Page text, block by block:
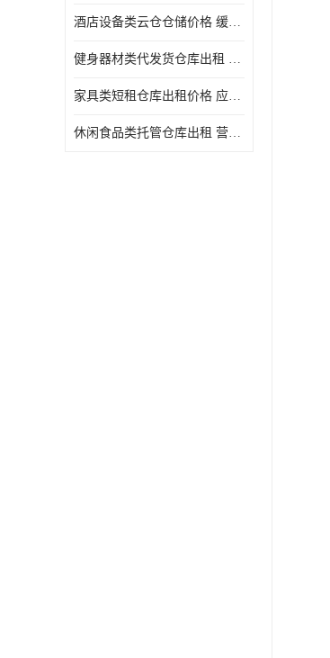
酒店设备类云仓仓储价格 缓解企业储存压力 智能电商配套
健身器材类代发货仓库出租 租期灵活 新媒体平台配套
家具类短租仓库出租价格 应用广泛 智能电商配套
休闲食品类托管仓库出租 营造良好环境氛围 垂直电商配套